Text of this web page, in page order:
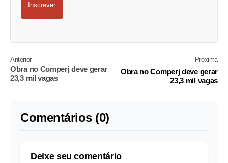
Inscrever
Anterior
Obra no Comperj deve gerar
23,3 mil vagas
Próxima
Obra no Comperj deve gerar
23,3 mil vagas
Comentários (0)
Deixe seu comentário